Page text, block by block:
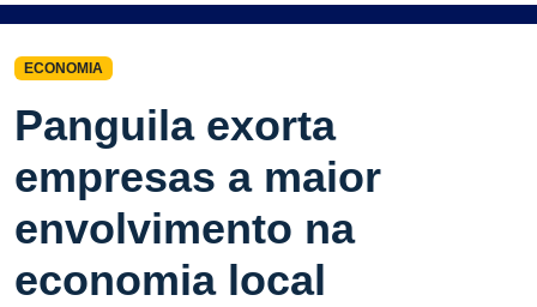
ECONOMIA
Panguila exorta
empresas a maior
envolvimento na
economia local